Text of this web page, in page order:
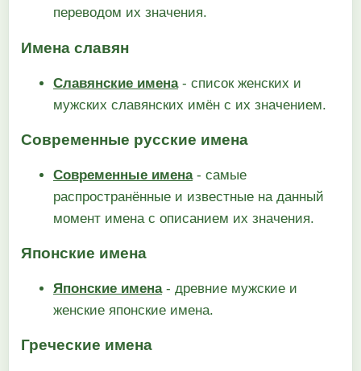
переводом их значения.
Имена славян
Славянские имена- список женских и
мужских славянских имён с их значением.
Современные русские имена
Современные имена- самые
распространённые и известные на данный
момент имена с описанием их значения.
Японские имена
Японские имена- древние мужские и
женские японские имена.
Греческие имена